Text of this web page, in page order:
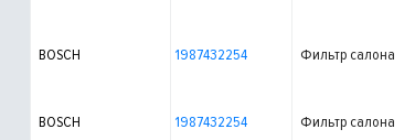
BOSCH 1987432254 Фильтр салона
BOSCH 1987432254 Фильтр салона